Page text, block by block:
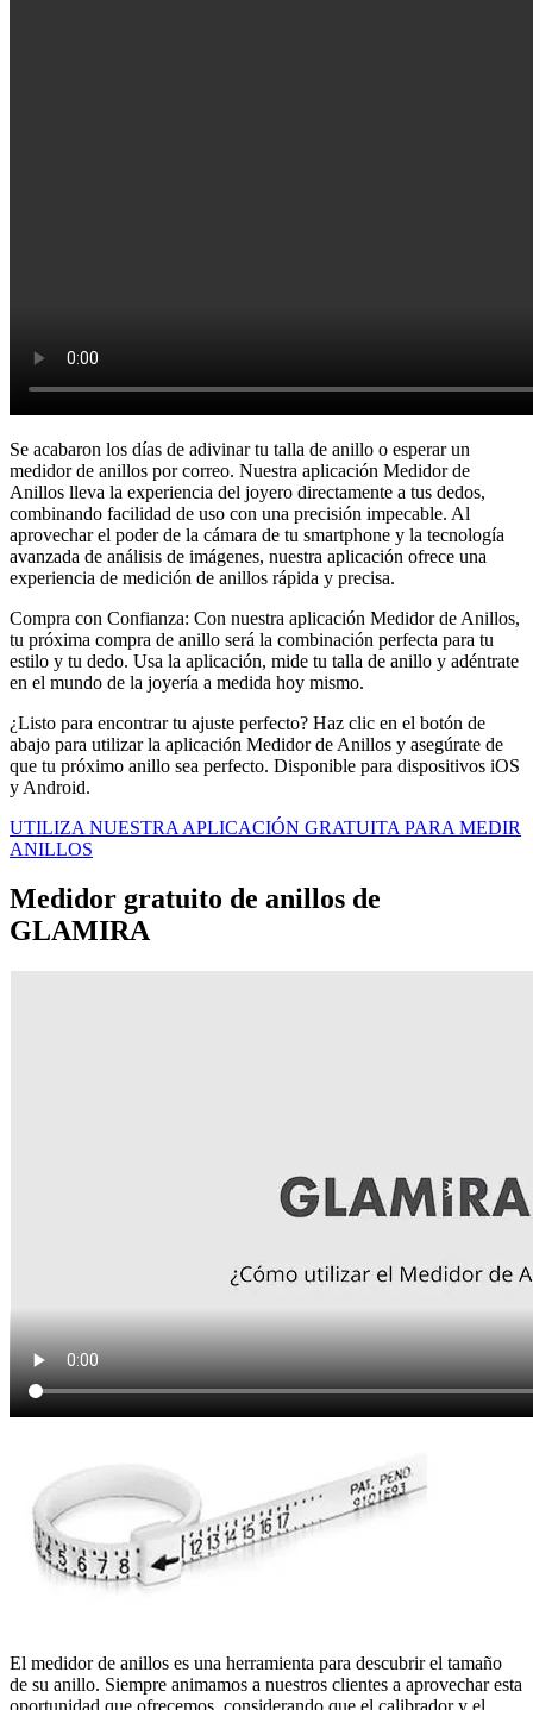
Se acabaron los días de adivinar tu talla de anillo o esperar un
medidor de anillos por correo. Nuestra aplicación Medidor de
Anillos lleva la experiencia del joyero directamente a tus dedos,
combinando facilidad de uso con una precisión impecable. Al
aprovechar el poder de la cámara de tu smartphone y la tecnología
avanzada de análisis de imágenes, nuestra aplicación ofrece una
experiencia de medición de anillos rápida y precisa.
Compra con Confianza: Con nuestra aplicación Medidor de Anillos,
tu próxima compra de anillo será la combinación perfecta para tu
estilo y tu dedo. Usa la aplicación, mide tu talla de anillo y adéntrate
en el mundo de la joyería a medida hoy mismo.
¿Listo para encontrar tu ajuste perfecto? Haz clic en el botón de
abajo para utilizar la aplicación Medidor de Anillos y asegúrate de
que tu próximo anillo sea perfecto. Disponible para dispositivos iOS
y Android.
UTILIZA NUESTRA APLICACIÓN GRATUITA PARA MEDIR
ANILLOS
Medidor gratuito de anillos de
GLAMIRA
El medidor de anillos es una herramienta para descubrir el tamaño
de su anillo. Siempre animamos a nuestros clientes a aprovechar esta